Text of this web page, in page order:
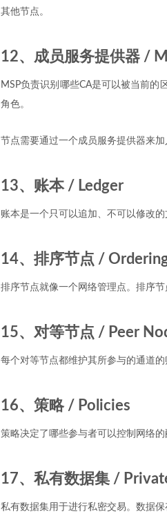
其他节点。
12、成员服务提供器 /
MSP负责识别哪些CA是可以被当前
角色。
节点需要通过一个成员服务提供器来加
13、账本 / Ledger
账本是一个只可以追加、不可以修改
14、排序节点 /
排序节点就像一个网络管理点。排序
15、对等节点 / Peer
每个对等节点都维护其所参与的通道的
16、策略 / Policies
策略决定了哪些参与者可以控制网络的
17、私有数据集 /
私有数据集用于进行私密交易。数据